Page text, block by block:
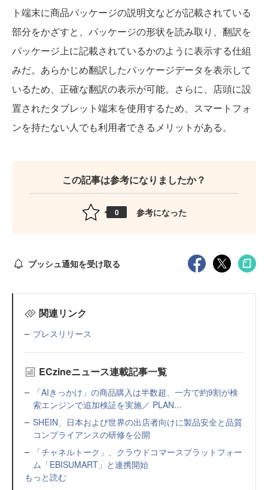
ト端末に商品パッケージの説明文などが記載されている
部分をかざすと、パッケージの形状を読み取り、翻訳を
パッケージ上に記載されているかのように表示する仕組
みだ。あらかじめ翻訳したパッケージデータを表示して
いるため、正確な翻訳の表示が可能。さらに、店頭に設
置されたタブレット端末を使用するため、スマートフォ
ンを持たない人でも利用者できるメリットがある。
この記事は参考になりましたか？
0 参考になった
プッシュ通知を受け取る
関連リンク
プレスリリース
ECzineニュース連載記事一覧
「AIきっかけ」の商品購入は半数超、一方で約9割が検
索エンジンで追加検証を実施／ PLAN...
SHEIN、日本および世界の出店者向けに製品安全と品質
コンプライアンスの研修を公開
「チャネルトーク」、クラウドコマースプラットフォー
ム「EBISUMART」と連携開始
もっと読む